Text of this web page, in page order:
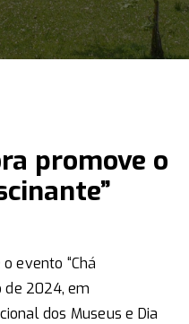
promove o
evento “Chá
de 2024, em
dos Museus e Dia